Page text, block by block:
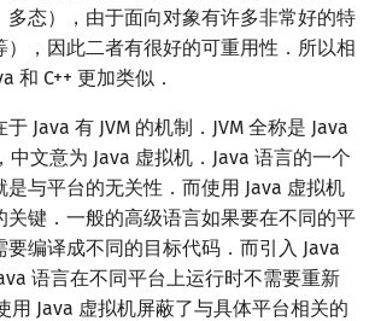
多态），由于面向对象有许多非常好的特
），因此二者有很好的可重用性．所以相
和 C++ 更加类似．
Java 有 JVM 的机制．JVM 全称是 Java
文意为 Java 虚拟机．Java 语言的一个
与平台的无关性．而使用 Java 虚拟机
关键．一般的高级语言如果要在不同的平
要编译成不同的目标代码．而引入 Java
语言在不同平台上运行时不需要重新
用 Java 虚拟机屏蔽了与具体平台相关的